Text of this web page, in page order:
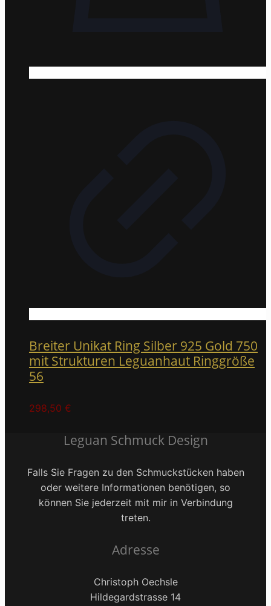
Breiter Unikat Ring Silber 925 Gold 750
mit Strukturen Leguanhaut Ringgröße
56
298,50 €
Leguan Schmuck Design
Falls Sie Fragen zu den Schmuckstücken haben
oder weitere Informationen benötigen, so
können Sie jederzeit mit mir in Verbindung
treten.
Adresse
Christoph Oechsle
Hildegardstrasse 14